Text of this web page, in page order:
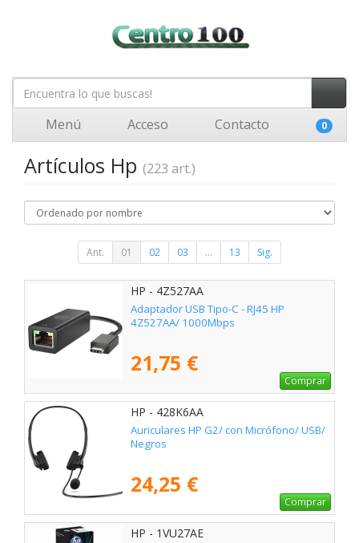
Menú Acceso Contacto 0
Artículos Hp (223 art.)
Ant. 01 02 03 ... 13 Sig.
HP - 4Z527AA
Adaptador USB Tipo-C - RJ45 HP
4Z527AA/ 1000Mbps
21,75 €
Comprar
HP - 428K6AA
Auriculares HP G2/ con Micrófono/ USB/
Negros
24,25 €
Comprar
HP - 1VU27AE